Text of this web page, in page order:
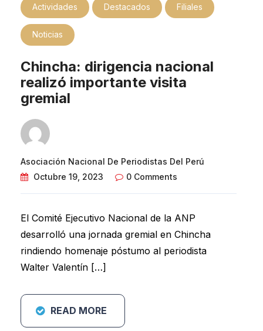
Actividades Destacados Filiales
Noticias
Chincha: dirigencia nacional
realizó importante visita
gremial
Asociación Nacional De Periodistas Del Perú
Octubre 19, 2023
0 Comments
El Comité Ejecutivo Nacional de la ANP
desarrolló una jornada gremial en Chincha
rindiendo homenaje póstumo al periodista
Walter Valentín […]
READ MORE